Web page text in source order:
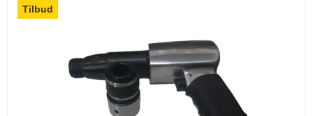
Tilbud